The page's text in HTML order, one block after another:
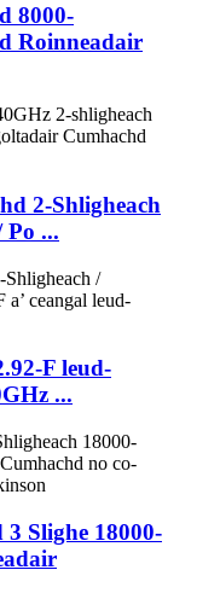
8000-
Roinneadair
2-Shligheach
Po ...
F leud-
...
Slighe 18000-